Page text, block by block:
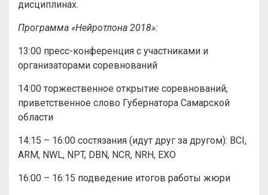
дисциплинах.
Программа «Нейротлона 2018»:
13:00 пресс-конференция с участниками и
организаторами соревнований
14:00 торжественное открытие соревнований,
приветственное слово Губернатора Самарской
области
14:15 – 16:00 состязания (идут друг за другом): BCI,
ARM, NWL, NPT, DBN, NCR, NRH, EXO
16:00 – 16:15 подведение итогов работы жюри